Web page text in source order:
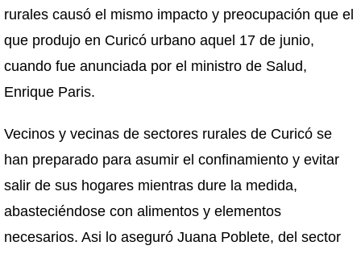
rurales causó el mismo impacto y preocupación que el
que produjo en Curicó urbano aquel 17 de junio,
cuando fue anunciada por el ministro de Salud,
Enrique Paris.
Vecinos y vecinas de sectores rurales de Curicó se
han preparado para asumir el confinamiento y evitar
salir de sus hogares mientras dure la medida,
abasteciéndose con alimentos y elementos
necesarios. Asi lo aseguró Juana Poblete, del sector